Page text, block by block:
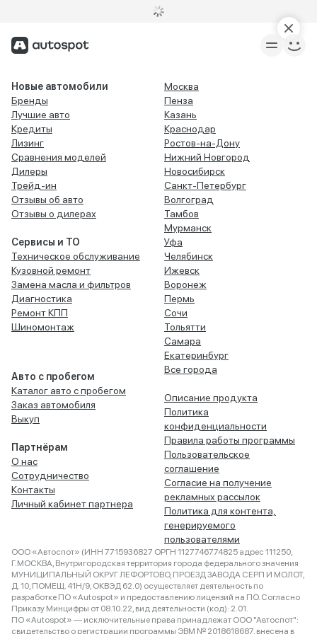
Новые автомобили
Бренды
Лучшие авто
Кредиты
Лизинг
Сравнения моделей
Дилеры
Трейд-ин
Отзывы об авто
Отзывы о дилерах
Сервисы и ТО
Техническое обслуживание
Кузовной ремонт
Замена масла и фильтров
Диагностика
Ремонт КПП
Шиномонтаж
Авто с пробегом
Каталог авто с пробегом
Заказ автомобиля
Выкуп
Партнёрам
О нас
Сотрудничество
Контакты
Личный кабинет партнера
Москва
Пенза
Казань
Краснодар
Ростов-на-Дону
Нижний Новгород
Новосибирск
Санкт-Петербург
Волгоград
Тамбов
Мурманск
Уфа
Челябинск
Ижевск
Воронеж
Пермь
Сочи
Тольятти
Самара
Екатеринбург
Все города
Описание продукта
Политика
конфиденциальности
Правила работы программы
Пользовательское
соглашение
Согласие на получение
рекламных рассылок
Политика для контента,
генерируемого
пользователями
ООО «Автоспот» (ИНН 7715936827 ОРГН 1127746774825 адрес 111250,
Г.МОСКВА, Внутригородская территория города федерального значения
МУНИЦИПАЛЬНЫЙ ОКРУГ ЛЕФОРТОВО, ПРОЕЗД ЗАВОДА СЕРП И МОЛОТ,
Д. 10, ПОМЕЩ. 41Н/9, ОКВЭД 62.0) осуществляет деятельность по
разработке ПО «Autospot» и предоставлению лицензий на ПО. Согласно
Приказу Минцифры от 08.10.22, вид деятельности (код): 2.01.
ПО «Autospot» — исключительные права принадлежат ООО "Автоспот":
свидетельство о регистрации программы ЭВМ № 2018618687, внесена в